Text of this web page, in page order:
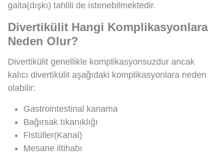
gaita(dışkı) tahlili de istenebilmektedir.
Divertikülit Hangi Komplikasyonlara
Neden Olur?
Divertikülit genellikle komplikasyonsuzdur ancak
kalıcı divertikülit aşağıdaki komplikasyonlara neden
olabilir:
Gastrointestinal kanama
Bağırsak tıkanıklığı
Fistüller(Kanal)
Mesane iltihabı